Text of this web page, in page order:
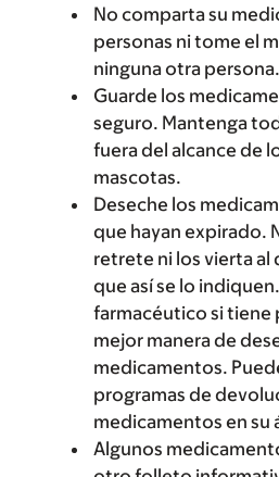
No comparta su
personas ni tome el
ninguna otra persona.
Guarde los
seguro. Mantenga
fuera del alcance de
mascotas.
Deseche los
que hayan expirado.
retrete ni los vierta al
que así se lo
farmacéutico si tiene
mejor manera de
medicamentos.
programas de
medicamentos en su
Algunos